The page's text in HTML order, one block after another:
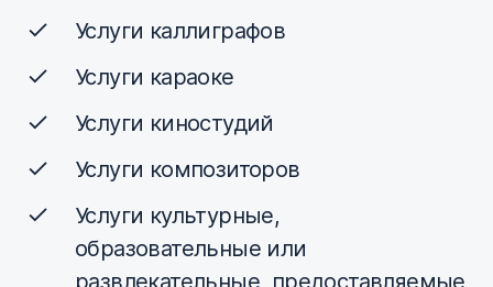
Услуги каллиграфов
Услуги караоке
Услуги киностудий
Услуги композиторов
Услуги культурные,
образовательные или